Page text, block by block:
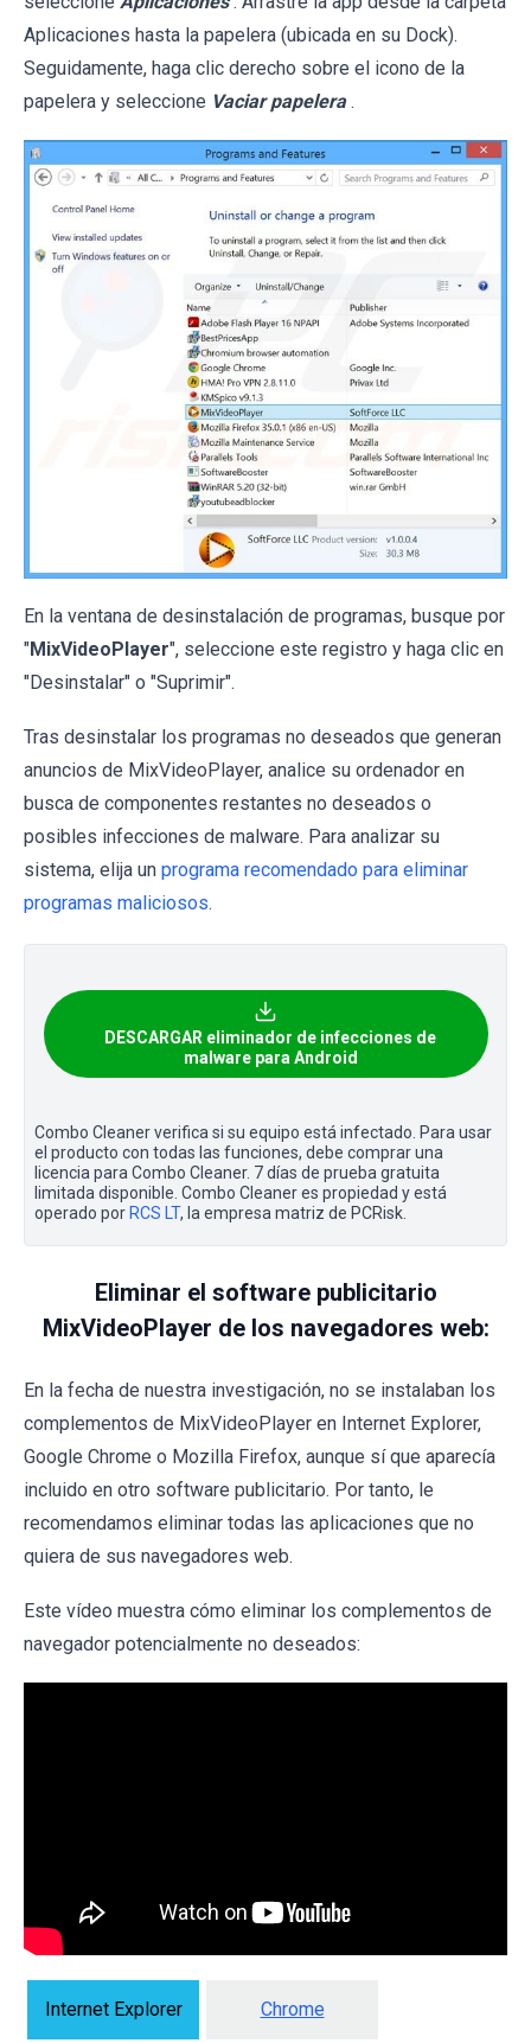
Aplicaciones hasta la papelera (ubicada en su Dock).
Seguidamente, haga clic derecho sobre el icono de la
papelera y seleccione Vaciar papelera .
En la ventana de desinstalación de programas, busque por
"MixVideoPlayer", seleccione este registro y haga clic en
"Desinstalar" o "Suprimir".
Tras desinstalar los programas no deseados que generan
anuncios de MixVideoPlayer, analice su ordenador en
busca de componentes restantes no deseados o
posibles infecciones de malware. Para analizar su
sistema, elija un programa recomendado para eliminar
programas maliciosos.
DESCARGAR eliminador de infecciones de
malware para Android
Combo Cleaner verifica si su equipo está infectado. Para usar
el producto con todas las funciones, debe comprar una
licencia para Combo Cleaner. 7 días de prueba gratuita
limitada disponible. Combo Cleaner es propiedad y está
operado por RCS LT, la empresa matriz de PCRisk.
Eliminar el software publicitario
MixVideoPlayer de los navegadores web:
En la fecha de nuestra investigación, no se instalaban los
complementos de MixVideoPlayer en Internet Explorer,
Google Chrome o Mozilla Firefox, aunque sí que aparecía
incluido en otro software publicitario. Por tanto, le
recomendamos eliminar todas las aplicaciones que no
quiera de sus navegadores web.
Este vídeo muestra cómo eliminar los complementos de
navegador potencialmente no deseados:
Internet Explorer Chrome